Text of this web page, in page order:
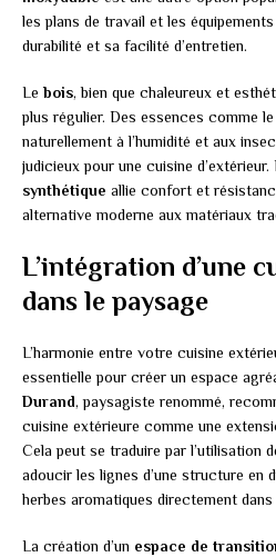
les plans de travail et les
durabilité et sa facilité d’entretien.
Lebois, bien que chaleureux et
plus régulier. Des essences comme
naturellement à l’humidité et aux
judicieux pour une cuisine d’extérieur.
synthétique allie confort et
alternative moderne aux matériaux
L’intégration d’une
dans le paysage
L’harmonie entre votre cuisine
essentielle pour créer un espace
Durand, paysagiste renommé,
cuisine extérieure comme une
Cela peut se traduire par l’utilisation
adoucir les lignes d’une structure en
herbes aromatiques directement
La création d’un espace de